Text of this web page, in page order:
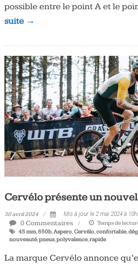
possible entre le point A et le
suite →
Cervélo présente un
30 avril 2024 Mis à jour le 2 mai 2024 à
0 Commentaires Temps de
45 mm,650b,Aspero,Cervélo,confortable,
nouveauté,pneus,polyvalence,rapide
La marque Cervélo annonce